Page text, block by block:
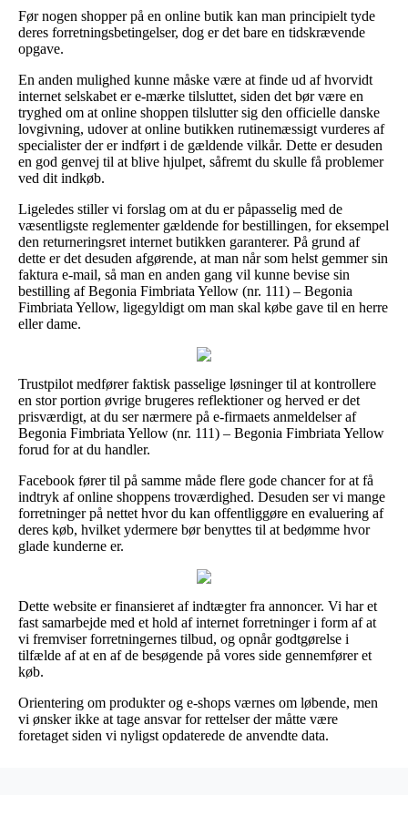
Før nogen shopper på en online butik kan man principielt tyde
deres forretningsbetingelser, dog er det bare en tidskrævende
opgave.
En anden mulighed kunne måske være at finde ud af hvorvidt
internet selskabet er e-mærke tilsluttet, siden det bør være en
tryghed om at online shoppen tilslutter sig den officielle danske
lovgivning, udover at online butikken rutinemæssigt vurderes af
specialister der er indført i de gældende vilkår. Dette er desuden
en god genvej til at blive hjulpet, såfremt du skulle få problemer
ved dit indkøb.
Ligeledes stiller vi forslag om at du er påpasselig med de
væsentligste reglementer gældende for bestillingen, for eksempel
den returneringsret internet butikken garanterer. På grund af
dette er det desuden afgørende, at man når som helst gemmer sin
faktura e-mail, så man en anden gang vil kunne bevise sin
bestilling af Begonia Fimbriata Yellow (nr. 111) – Begonia
Fimbriata Yellow, ligegyldigt om man skal købe gave til en herre
eller dame.
Trustpilot medfører faktisk passelige løsninger til at kontrollere
en stor portion øvrige brugeres reflektioner og herved er det
prisværdigt, at du ser nærmere på e-firmaets anmeldelser af
Begonia Fimbriata Yellow (nr. 111) – Begonia Fimbriata Yellow
forud for at du handler.
Facebook fører til på samme måde flere gode chancer for at få
indtryk af online shoppens troværdighed. Desuden ser vi mange
forretninger på nettet hvor du kan offentliggøre en evaluering af
deres køb, hvilket ydermere bør benyttes til at bedømme hvor
glade kunderne er.
Dette website er finansieret af indtægter fra annoncer. Vi har et
fast samarbejde med et hold af internet forretninger i form af at
vi fremviser forretningernes tilbud, og opnår godtgørelse i
tilfælde af at en af de besøgende på vores side gennemfører et
køb.
Orientering om produkter og e-shops værnes om løbende, men
vi ønsker ikke at tage ansvar for rettelser der måtte være
foretaget siden vi nyligst opdaterede de anvendte data.